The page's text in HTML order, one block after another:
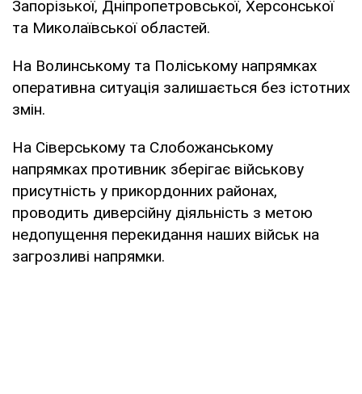
Запорізької, Дніпропетровської, Херсонської
та Миколаївської областей.
На Волинському та Поліському напрямках
оперативна ситуація залишається без істотних
змін.
На Сіверському та Слобожанському
напрямках противник зберігає військову
присутність у прикордонних районах,
проводить диверсійну діяльність з метою
недопущення перекидання наших військ на
загрозливі напрямки.